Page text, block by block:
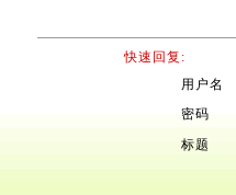
快速回复:
用户名
密码
标题